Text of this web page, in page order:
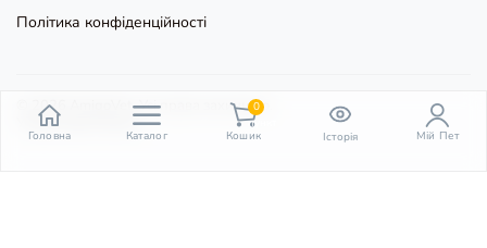
Політика конфіденційності
© 2026 AmigoVet. Усі права захищено.
Угода користувача
Головна Каталог
0
пункт
Кошик
Історія Мій Пет